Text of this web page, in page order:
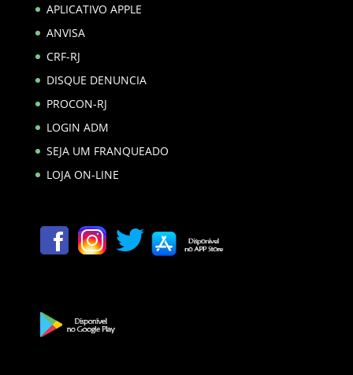
APLICATIVO APPLE
ANVISA
CRF-RJ
DISQUE DENUNCIA
PROCON-RJ
LOGIN ADM
SEJA UM FRANQUEADO
LOJA ON-LINE